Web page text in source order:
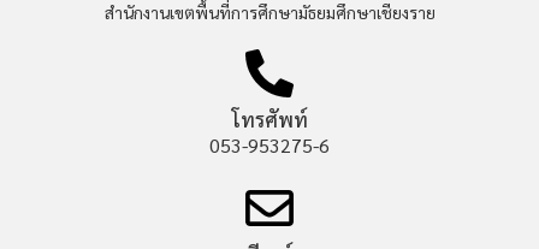
สำนักงานเขตพื้นที่การศึกษามัธยมศึกษาเชียงราย
โทรศัพท์
053-953275-6